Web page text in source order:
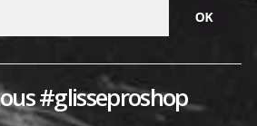
#glisseproshop